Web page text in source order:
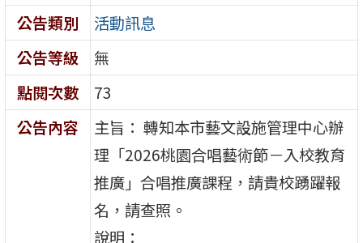
公告類別
活動訊息
公告等級
無
點閱次數
73
公告內容
主旨： 轉知本市藝文設施管理中心辦
理「2026桃園合唱藝術節－入校教育
推廣」合唱推廣課程，請貴校踴躍報
名，請查照。
說明：